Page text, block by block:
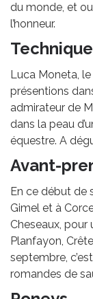
du monde, et
l’honneur.
Luca Moneta,
présentions
admirateur de
dans la peau
équestre. A
Avant-
En ce début de
Gimel et à
Cheseaux, pour
Planfayon,
septembre,
romandes de